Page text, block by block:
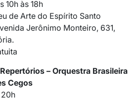
10h às 18h
de Arte do Espírito Santo
Jerônimo Monteiro, 631,
– Orquestra Brasileira
Cegos